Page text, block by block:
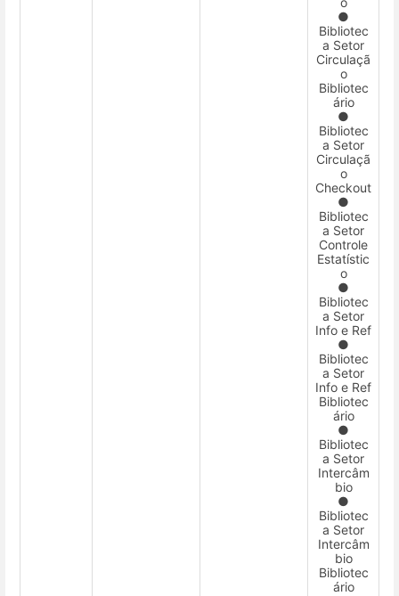
●
Bibliotec
a Setor
Circulaçã
o
Bibliotec
ário
●
Bibliotec
a Setor
Circulaçã
o
Checkout
●
Bibliotec
a Setor
Controle
Estatístic
o
●
Bibliotec
a Setor
Info e Ref
●
Bibliotec
a Setor
Info e Ref
Bibliotec
ário
●
Bibliotec
a Setor
Intercâm
bio
●
Bibliotec
a Setor
Intercâm
bio
Bibliotec
ário